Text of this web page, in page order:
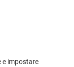
e impostare